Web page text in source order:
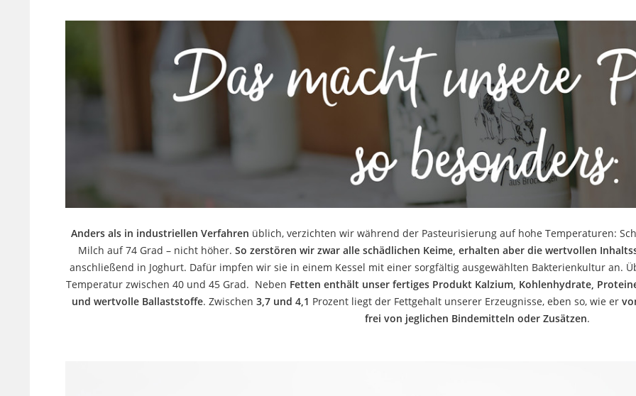
Anders als in industriellen Verfahren üblich, verzichten wir während der Pasteurisierung auf hohe Temperaturen:
Milch auf 74 Grad – nicht höher. So zerstören wir zwar alle schädlichen Keime, erhalten aber die wertvollen
anschließend in Joghurt. Dafür impfen wir sie in einem Kessel mit einer sorgfältig ausgewählten Bakterienkultur an.
Temperatur zwischen 40 und 45 Grad. Neben Fetten enthält unser fertiges Produkt Kalzium, Kohlenhydrate,
und wertvolle Ballaststoffe. Zwischen 3,7 und 4,1 Prozent liegt der Fettgehalt unserer Erzeugnisse, eben so, wie er
frei von jeglichen Bindemitteln oder Zusätzen.